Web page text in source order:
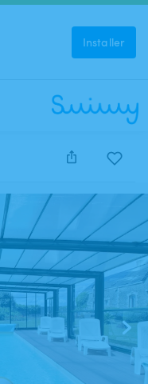
Installer
peut être réservée.